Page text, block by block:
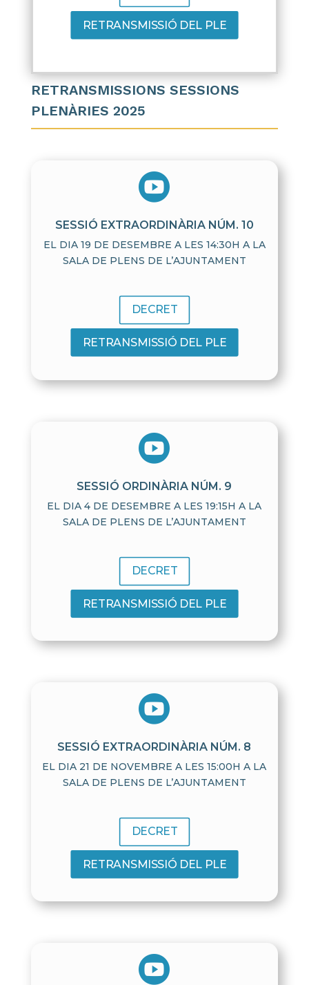
RETRANSMISSIÓ DEL PLE
RETRANSMISSIONS SESSIONS
PLENÀRIES 2025

SESSIÓ EXTRAORDINÀRIA NÚM. 10
EL DIA 19 DE DESEMBRE A LES 14:30H A LA
SALA DE PLENS DE L’AJUNTAMENT
DECRET
RETRANSMISSIÓ DEL PLE

SESSIÓ ORDINÀRIA NÚM. 9
EL DIA 4 DE DESEMBRE A LES 19:15H A LA
SALA DE PLENS DE L’AJUNTAMENT
DECRET
RETRANSMISSIÓ DEL PLE

SESSIÓ EXTRAORDINÀRIA NÚM. 8
EL DIA 21 DE NOVEMBRE A LES 15:00H A LA
SALA DE PLENS DE L’AJUNTAMENT
DECRET
RETRANSMISSIÓ DEL PLE
